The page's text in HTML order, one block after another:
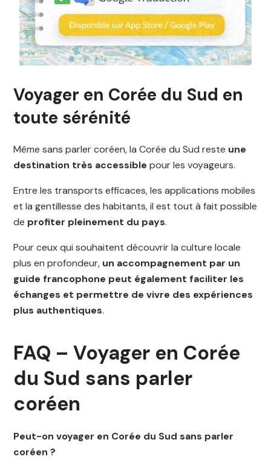
Voyager en Corée du Sud en
toute sérénité
Même sans parler coréen, la Corée du Sud reste une
destination très accessible pour les voyageurs.
Entre les transports efficaces, les applications mobiles
et la gentillesse des habitants, il est tout à fait possible
de profiter pleinement du pays.
Pour ceux qui souhaitent découvrir la culture locale
plus en profondeur, un accompagnement par un
guide francophone peut également faciliter les
échanges et permettre de vivre des expériences
plus authentiques.
FAQ – Voyager en Corée
du Sud sans parler
coréen
Peut-on voyager en Corée du Sud sans parler
coréen ?